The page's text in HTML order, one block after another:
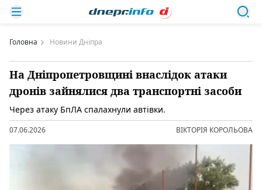
Головна Новини Дніпра
На Дніпропетровщині внаслідок атаки
дронів зайнялися два транспортні засоби
Через атаку БпЛА спалахнули автівки.
07.06.2026 ВІКТОРІЯ КОРОЛЬОВА